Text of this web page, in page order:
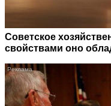
Советское
свойствами оно